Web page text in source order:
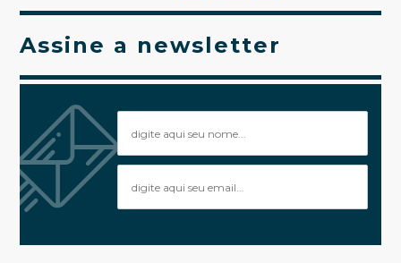
Assine a newsletter